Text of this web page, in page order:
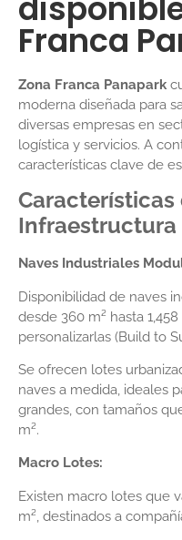
Franca
Zona Franca Panapark
moderna diseñada para
diversas empresas en
logística y servicios. A
características clave de
Características
Infraestructura
Naves Industriales
Disponibilidad de naves
desde 360 m² hasta
personalizarlas (Build to
Se ofrecen lotes
naves a medida, ideales
grandes, con tamaños
m².
Macro Lotes:
Existen macro lotes que
m², destinados a